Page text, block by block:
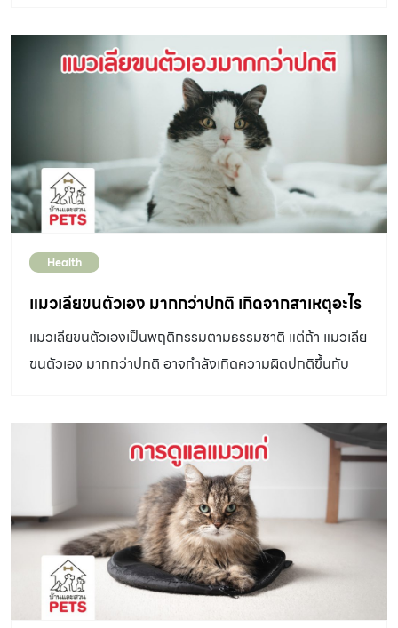
ร่างกาย ที่พบได้ในสัตว์เลี้ยงทั่วไป […]
ทำให้เราไม่มั่นใจว่า แมวตัวเมียทำหมัน ได้เมื่ออายุกี่เดือน แมว
ตัวเมียทำหมัน ได้อายุกี่เดือน สัตวแพทย์ส่วนใหญ่ กล่าวว่า
การผ่าตัดทำหมันในช่วงอายุที่เหมาะสมของแมวตัวผู้ และแมว
ตัวเมีย จะแตกต่างกันเล็กน้อย โดย แมวตัวเมียจะทำหมันได้
ตั้งแต่อายุ 5 – 7 เดือน หรือหลังจากช่วงที่แมวแสดงอาการ
ติดสัดรอบแรก ส่วนแมวตัวผู้ทำหมันได้ตั้งอายุ 8-10 เดือน
หรือหลังจากระบบสืบพันธุ์ได้พัฒนาเต็มที่แล้ว ซึ่งจะทราบได้
อย่างแม่นยำด้วยการพาน้องแมวไปตรวจร่างกายกับ
ผ่าตัดทำหมันแมว รวมถึงสุนัข ในปัจจุบันนี้มีความสะดวก และ
ปลอดภัยกว่าเมื่อก่อนเป็นอย่างมาก เนื่องจากมีสถานบริการ
จำนวนมาก โดยเบื้องต้น เจ้าของควรศึกษาข้อมูลก่อนพาสัตว์
เลี้ยงไปทำหมัน การทำหมันที่ถูกต้องและเหมาะสมในแมวตัว
ไม่แนะนำให้พาแมวตัวเมียมาทำหมันในขณะที่อยู่ในชข่วง
ติดสัด เนื่องจากมดลูกกำลังขยายตัว และอาจทำให้เกิดการเสีย
เลือดมากระหว่างการผ่าตัด ส่วนในตัวผู้จะใช้การตัดอัณฑะ
รวมถึงท่อนำอสุจิออกทั้งสองข้าง ซึ่งวิธีการและขั้นตอนอาจ
ต่างกันเล็กน้อยขึ้นอยู่กับชนิดของสัตว์เลี้ยง ก่อนการผ่าตัด
ทำหมันทุกครั้ง สัตวแพทย์จำเป็นต้องยาสลบให้กับสัตว์เลี้ยง
ดังนั้น สัตวแพทย์จึงต้องตรสจความพร้อมของร่างกายก่อน
วางยาสลบ เพื่อให้กระบวนการผ่าตัดทำหมันปลอดภัยกับแมว
Health
แมวเลียขนตัวเอง มากกว่าปกติ เกิดจากสาเหตุอะไร
แมวเลียขนตัวเองเป็นพฤติกรรมตามธรรมชาติ แต่ถ้า แมวเลีย
ขนตัวเอง มากกว่าปกติ อาจกำลังเกิดความผิดปกติขึ้นกับ
ความร้อนด้วย แต่ในบางกรณี ถ้าเจ้าของพบว่า น้องแมวเลีย
ขนตัวเองมากเกินไป เส้นขนหลุดร่วงมาก หรือเส้นขนบางใน
ตำแหน่งที่เลียซ้ำ ๆ จนกลายเป็นความผิดปกติ ที่เรียกว่า ภาวะ
ขนร่วงแบบสมมาตร (feline symmetrical alopecia)
หรือในแมวบางตัวอาจพบการสำรอกก้อนขนออกมาด้วย
ความผิดปกติที่แมวเลียขนตัวเองมากเกินไป หรือที่เรียกว่า
Over-grooming ส่วนใหญ่เกิดจากสาเหตุเหล่านี้ 1. ความผิด